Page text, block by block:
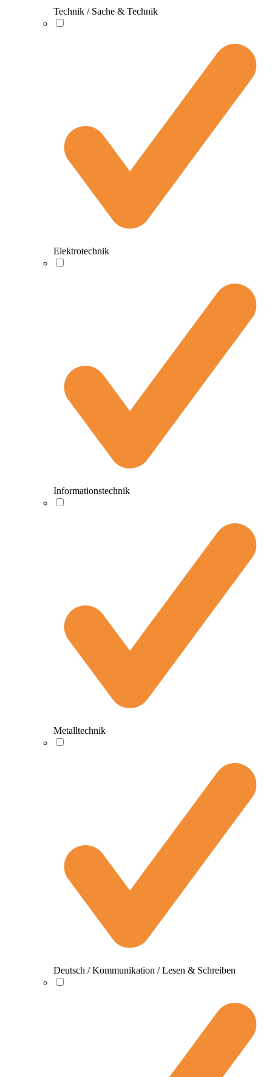
Technik / Sache & Technik
Elektrotechnik
Informationstechnik
Metalltechnik
Deutsch / Kommunikation / Lesen & Schreiben